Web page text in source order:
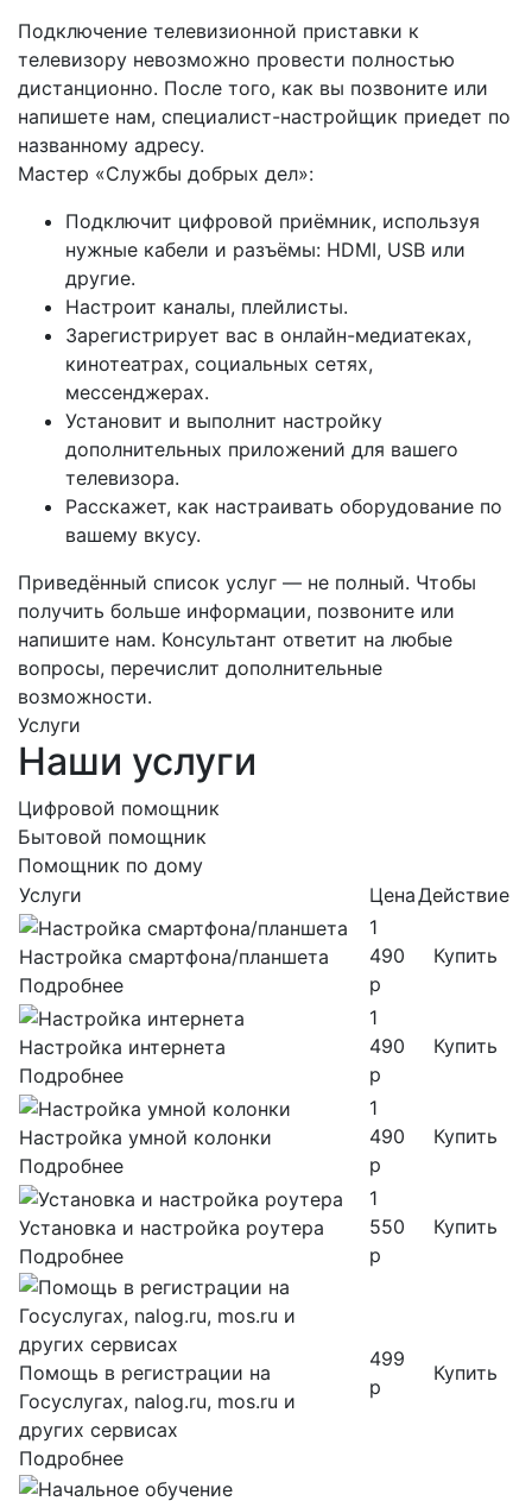
Подключение телевизионной приставки к
телевизору невозможно провести полностью
дистанционно. После того, как вы позвоните или
напишете нам, специалист-настройщик приедет по
названному адресу.
Мастер «Службы добрых дел»:
Подключит цифровой приёмник, используя
нужные кабели и разъёмы: HDMI, USB или
другие.
Настроит каналы, плейлисты.
Зарегистрирует вас в онлайн-медиатеках,
кинотеатрах, социальных сетях,
мессенджерах.
Установит и выполнит настройку
дополнительных приложений для вашего
телевизора.
Расскажет, как настраивать оборудование по
вашему вкусу.
Приведённый список услуг — не полный. Чтобы
получить больше информации, позвоните или
напишите нам. Консультант ответит на любые
вопросы, перечислит дополнительные
возможности.
Услуги
Наши услуги
Цифровой помощник
Бытовой помощник
Помощник по дому
Услуги
ЦенаДействие
Настройка смартфона/планшета
Подробнее
1
490
р
Купить
Настройка интернета
Подробнее
1
490
р
Купить
Настройка умной колонки
Подробнее
1
490
р
Купить
Установка и настройка роутера
Подробнее
1
550
р
Купить
Помощь в регистрации на
Госуслугах, nalog.ru, mos.ru и
других сервисах
Подробнее
499
р
Купить